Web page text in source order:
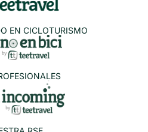
EN CICLOTURISMO